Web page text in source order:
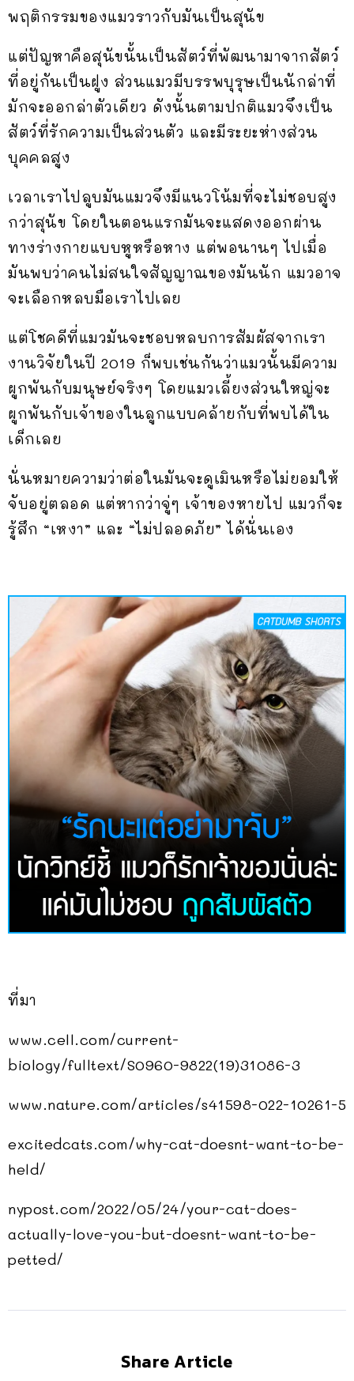
พฤติกรรมของแมวราวกับมันเป็นสุนัข
แต่ปัญหาคือสุนัขนั้นเป็นสัตว์ที่พัฒนามาจากสัตว์
ที่อยู่กันเป็นฝูง ส่วนแมวมีบรรพบุรุษเป็นนักล่าที่
มักจะออกล่าตัวเดียว ดังนั้นตามปกติแมวจึงเป็น
สัตว์ที่รักความเป็นส่วนตัว และมีระยะห่างส่วน
บุคคลสูง
เวลาเราไปลูบมันแมวจึงมีแนวโน้มที่จะไม่ชอบสูง
กว่าสุนัข โดยในตอนแรกมันจะแสดงออกผ่าน
ทางร่างกายแบบหูหรือหาง แต่พอนานๆ ไปเมื่อ
มันพบว่าคนไม่สนใจสัญญาณของมันนัก แมวอาจ
จะเลือกหลบมือเราไปเลย
แต่โชคดีที่แมวมันจะชอบหลบการสัมผัสจากเรา
งานวิจัยในปี 2019 ก็พบเช่นกันว่าแมวนั้นมีความ
ผูกพันกับมนุษย์จริงๆ โดยแมวเลี้ยงส่วนใหญ่จะ
ผูกพันกับเจ้าของในลูกแบบคล้ายกับที่พบได้ใน
เด็กเลย
นั่นหมายความว่าต่อในมันจะดูเมินหรือไม่ยอมให้
จับอยู่ตลอด แต่หากว่าจู่ๆ เจ้าของหายไป แมวก็จะ
รู้สึก “เหงา” และ “ไม่ปลอดภัย” ได้นั่นเอง
ที่มา
www.cell.com/current-
biology/fulltext/S0960-9822(19)31086-3
www.nature.com/articles/s41598-022-10261-5
excitedcats.com/why-cat-doesnt-want-to-be-
held/
nypost.com/2022/05/24/your-cat-does-
actually-love-you-but-doesnt-want-to-be-
petted/
Share Article